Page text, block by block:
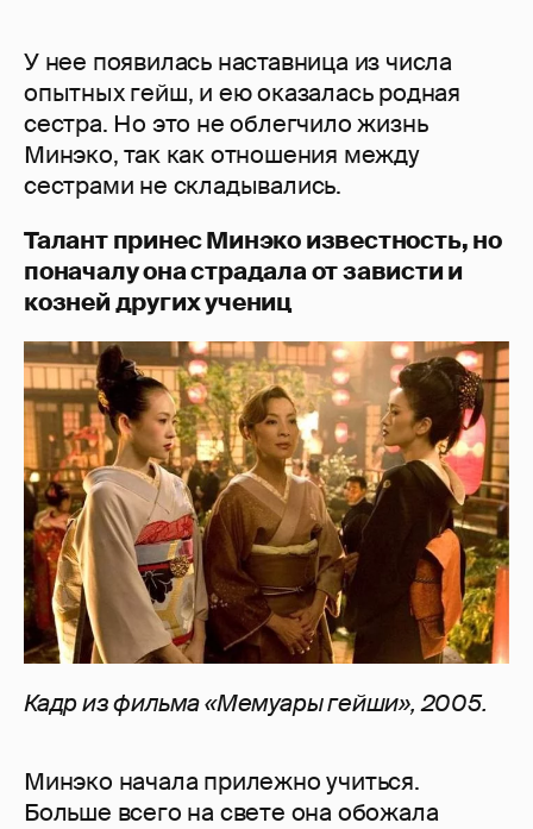
У нее появилась наставница из числа
опытных гейш, и ею оказалась родная
сестра. Но это не облегчило жизнь
Минэко, так как отношения между
сестрами не складывались.
Талант принес Минэко известность, но
поначалу она страдала от зависти и
козней других учениц
Кадр из фильма «Мемуары гейши», 2005.
Минэко начала прилежно учиться.
Больше всего на свете она обожала